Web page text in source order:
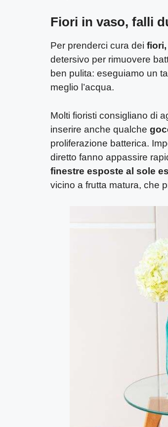
Fiori in vaso, falli
Per prenderci cura dei fiori,
detersivo per rimuovere
ben pulita: eseguiamo un
meglio l’acqua.
Molti fioristi consigliano di
inserire anche qualche
proliferazione batterica.
diretto fanno appassire
finestre esposte al sole
vicino a frutta matura, che